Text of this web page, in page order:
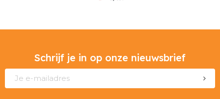
Schrijf je in op onze nieuwsbrief